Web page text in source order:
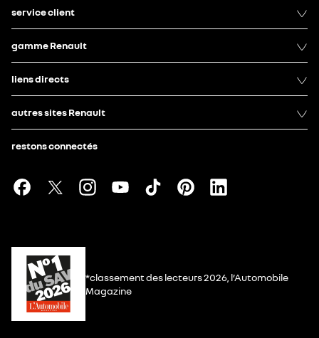
service client
gamme Renault
liens directs
autres sites Renault
restons connectés
*classement des lecteurs 2026, l’Automobile
Magazine